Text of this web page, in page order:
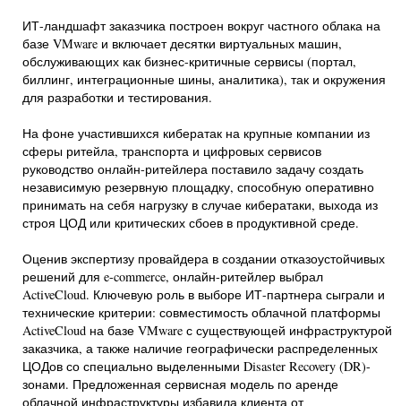
ИТ-ландшафт заказчика построен вокруг частного облака на
базе VMware и включает десятки виртуальных машин,
обслуживающих как бизнес-критичные сервисы (портал,
биллинг, интеграционные шины, аналитика), так и окружения
для разработки и тестирования.
На фоне участившихся кибератак на крупные компании из
сферы ритейла, транспорта и цифровых сервисов
руководство онлайн-ритейлера поставило задачу создать
независимую резервную площадку, способную оперативно
принимать на себя нагрузку в случае кибератаки, выхода из
строя ЦОД или критических сбоев в продуктивной среде.
Оценив экспертизу провайдера в создании отказоустойчивых
решений для e-commerce, онлайн-ритейлер выбрал
ActiveCloud. Ключевую роль в выборе ИТ-партнера сыграли и
технические критерии: совместимость облачной платформы
ActiveCloud на базе VMware с существующей инфраструктурой
заказчика, а также наличие географически распределенных
ЦОДов со специально выделенными Disaster Recovery (DR)-
зонами. Предложенная сервисная модель по аренде
облачной инфраструктуры избавила клиента от